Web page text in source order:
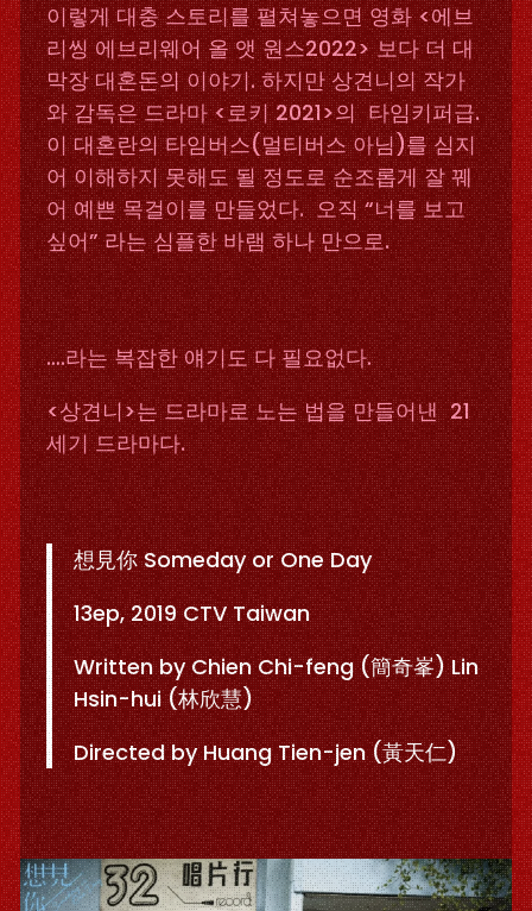
이렇게 대충 스토리를 펼쳐놓으면 영화 <에브
리씽 에브리웨어 올 앳 원스2022> 보다 더 대
막장 대혼돈의 이야기. 하지만 상견니의 작가
와 감독은 드라마 <로키 2021>의 타임키퍼급.
이 대혼란의 타임버스(멀티버스 아님)를 심지
어 이해하지 못해도 될 정도로 순조롭게 잘 꿰
어 예쁜 목걸이를 만들었다. 오직 “너를 보고
싶어” 라는 심플한 바램 하나 만으로.
….라는 복잡한 얘기도 다 필요없다.
<상견니>는 드라마로 노는 법을 만들어낸 21
세기 드라마다.
想見你 Someday or One Day
13ep, 2019 CTV Taiwan
Written by Chien Chi-feng (簡奇峯) Lin
Hsin-hui (林欣慧)
Directed by Huang Tien-jen (黃天仁)